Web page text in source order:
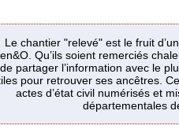
Le chantier "relevé" est le fruit
Qu’ils soient remerciés
de partager l’information avec le
pour retrouver ses ancêtres.
actes d’état civil numérisés et
départementales